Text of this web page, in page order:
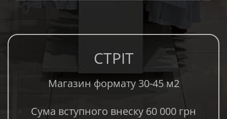
СТРІТ
Магазин формату 30-45 м2
Сума вступного внеску 60 000 грн